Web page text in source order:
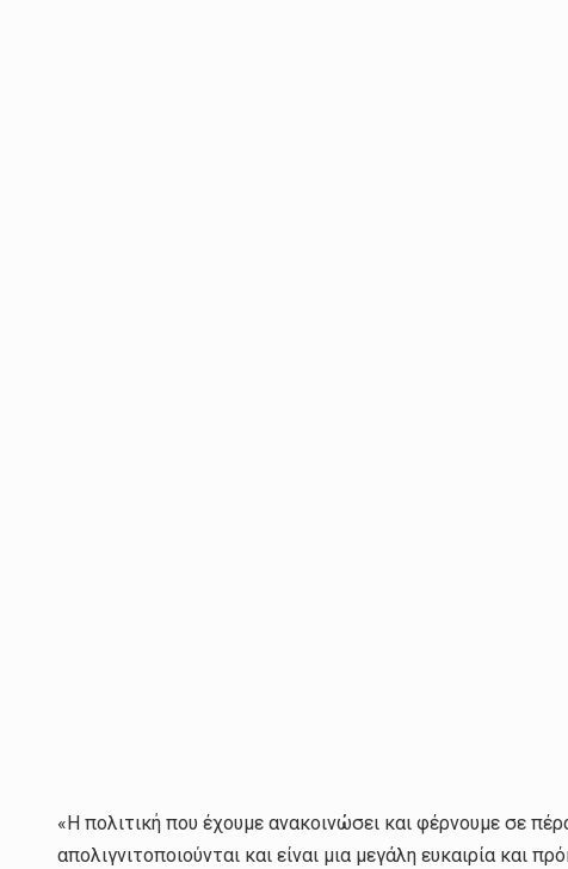
«Η πολιτική που έχουμε ανακοινώσει και φέρνουμε σε
απολιγνιτοποιούνται και είναι μια μεγάλη ευκαιρία και